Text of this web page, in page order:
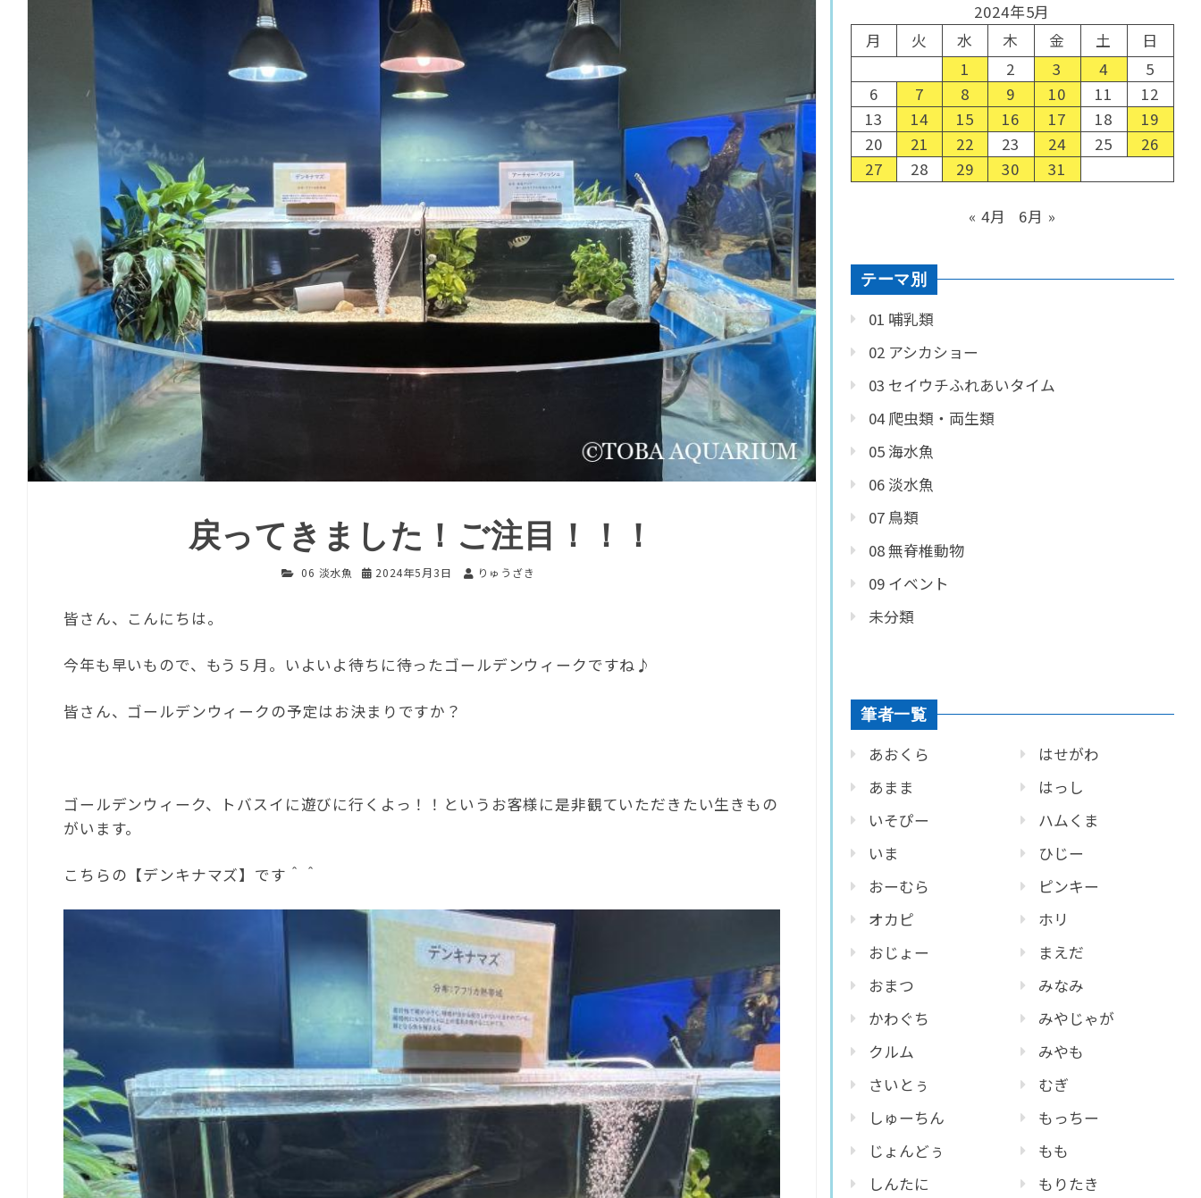
戻ってきました！ご注目！！！
06 淡水魚 2024年5月3日 りゅうざき
皆さん、こんにちは。
今年も早いもので、もう５月。いよいよ待ちに待ったゴールデンウィークですね♪
皆さん、ゴールデンウィークの予定はお決まりですか？
ゴールデンウィーク、トバスイに遊びに行くよっ！！というお客様に是非観ていただきたい生きもの
がいます。
こちらの【デンキナマズ】です＾＾
2024年5月
月
火 水 木 金 土
日
1
2 3 4
5
6
7 8 9 10 11
12
13
14 15 16 17 18
19
20
21 22 23 24 25
26
27
28 29 30 31
« 4月 6月 »
テーマ別
01 哺乳類
02 アシカショー
03 セイウチふれあいタイム
04 爬虫類・両生類
05 海水魚
06 淡水魚
07 鳥類
08 無脊椎動物
09 イベント
未分類
筆者一覧
あおくら
あまま
いそぴー
いま
おーむら
オカピ
おじょー
おまつ
かわぐち
クルム
さいとぅ
しゅーちん
じょんどぅ
しんたに
はせがわ
はっし
ハムくま
ひじー
ピンキー
ホリ
まえだ
みなみ
みやじゃが
みやも
むぎ
もっちー
もも
もりたき